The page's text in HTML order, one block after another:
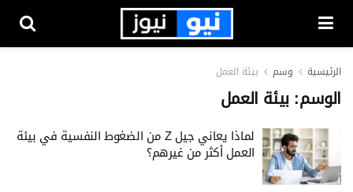
الرئيسية وسم بيئة العمل
الوسم:بيئة العمل
لماذا يعاني جيل Z من الضغوط النفسية في بيئة
العمل أكثر من غيرهم؟